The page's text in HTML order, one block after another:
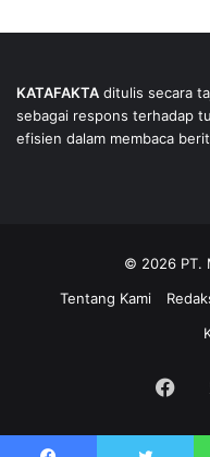
KATAFAKTA ditulis secara
sebagai respons terhadap
efisien dalam membaca
© 2026 PT.
Tentang Kami